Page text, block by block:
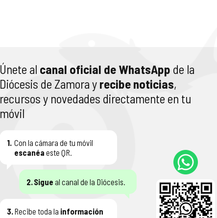
Únete al canal oficial de WhatsApp de la
Diócesis de Zamora y recibe noticias,
recursos y novedades directamente en tu
móvil
1. Con la cámara de tu móvil
escanéa este QR.
2.Sigue al canal de la Diócesis.
3.Recibe toda la información